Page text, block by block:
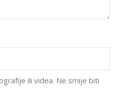
ili videa. Ne smije biti